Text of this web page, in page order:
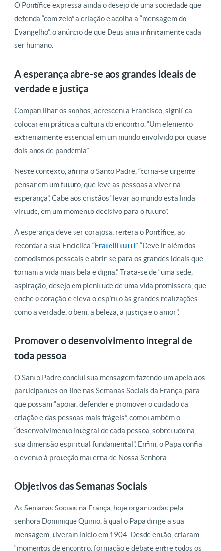
O Pontífice expressa ainda o desejo de uma sociedade que
defenda “com zelo” a criação e acolha a “mensagem do
Evangelho”, o anúncio de que Deus ama infinitamente cada
ser humano.
A esperança abre-se aos grandes ideais de
verdade e justiça
Compartilhar os sonhos, acrescenta Francisco, significa
colocar em prática a cultura do encontro. “Um elemento
extremamente essencial em um mundo envolvido por quase
dois anos de pandemia”.
Neste contexto, afirma o Santo Padre, “torna-se urgente
pensar em um futuro, que leve as pessoas a viver na
esperança”. Cabe aos cristãos “levar ao mundo esta linda
virtude, em um momento decisivo para o futuro”.
A esperança deve ser corajosa, reitera o Pontífice, ao
recordar a sua Encíclica “Fratelli tutti”. “Deve ir além dos
comodismos pessoais e abrir-se para os grandes ideais que
tornam a vida mais bela e digna.” Trata-se de “uma sede,
aspiração, desejo em plenitude de uma vida promissora, que
enche o coração e eleva o espírito às grandes realizações
como a verdade, o bem, a beleza, a justiça e o amor”.
Promover o desenvolvimento integral de
toda pessoa
O Santo Padre conclui sua mensagem fazendo um apelo aos
participantes on-line nas Semanas Sociais da França, para
que possam “apoiar, defender e promover o cuidado da
criação e das pessoas mais frágeis”, como também o
“desenvolvimento integral de cada pessoa, sobretudo na
sua dimensão espiritual fundamental”. Enfim, o Papa confia
o evento à proteção materna de Nossa Senhora.
Objetivos das Semanas Sociais
As Semanas Sociais na França, hoje organizadas pela
senhora Dominique Quinio, à qual o Papa dirige a sua
mensagem, tiveram início em 1904. Desde então, criaram
“momentos de encontro, formação e debate entre todos os